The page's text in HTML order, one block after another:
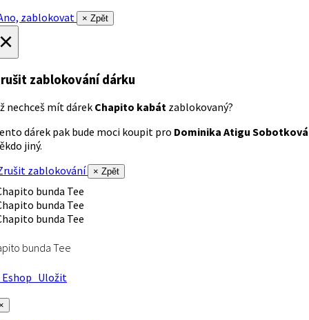
zablokovat
× Zpět
zablokování dárku
nechceš mít dárek Chapito kabát zablokovaný?
dárek pak bude moci koupit pro Dominika Atigu Sobotková
jiný.
zablokování
× Zpět
bunda Tee
Uložit